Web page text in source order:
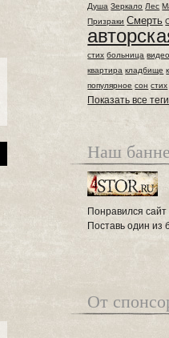
Душа Зеркало Лес
Призраки Смерть
стих больница видео
квартира кладбище
популярное сон стих
Показать все теги
Наш
Понравился
Поставь один из
От